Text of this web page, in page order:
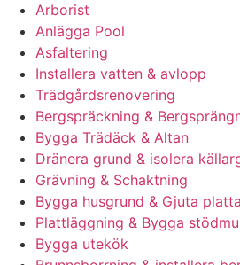
Arborist
Anlägga Pool
Asfaltering
Installera vatten & avlopp
Trädgårdsrenovering
Bergspräckning &
Bygga Trädäck & Altan
Dränera grund & isolera
Grävning & Schaktning
Bygga husgrund & Gjuta
Plattläggning & Bygga
Bygga utekök